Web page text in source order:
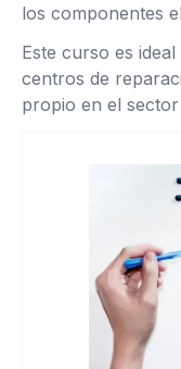
los componentes
Este curso es
centros de
propio en el